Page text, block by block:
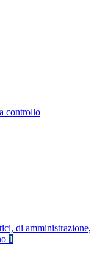
controllo
di amministrazione,
1